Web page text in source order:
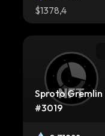
$1378,4
Sproto Gremlin
#3019